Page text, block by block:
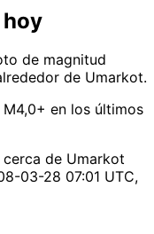
de magnitud
de Umarkot.
en los últimos
de Umarkot
03-28 07:01 UTC,